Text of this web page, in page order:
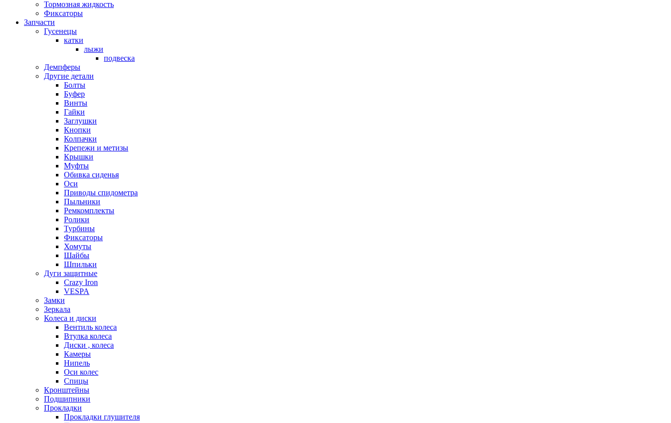
Тормозная жидкость
Фиксаторы
Запчасти
Гусенецы
катки
лыжи
подвеска
Демпферы
Другие детали
Болты
Буфер
Винты
Гайки
Заглушки
Кнопки
Колпачки
Крепежи и метизы
Крышки
Муфты
Обивка сиденья
Оси
Приводы спидометра
Пыльники
Ремкомплекты
Ролики
Турбины
Фиксаторы
Хомуты
Шайбы
Шпильки
Дуги защитные
Crazy Iron
VESPA
Замки
Зеркала
Колеса и диски
Вентиль колеса
Втулка колеса
Диски , колеса
Камеры
Нипель
Оси колес
Спицы
Кронштейны
Подшипники
Прокладки
Прокладки глушителя